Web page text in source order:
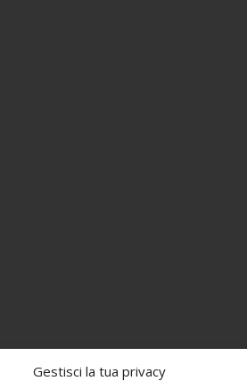
Gestisci la tua privacy